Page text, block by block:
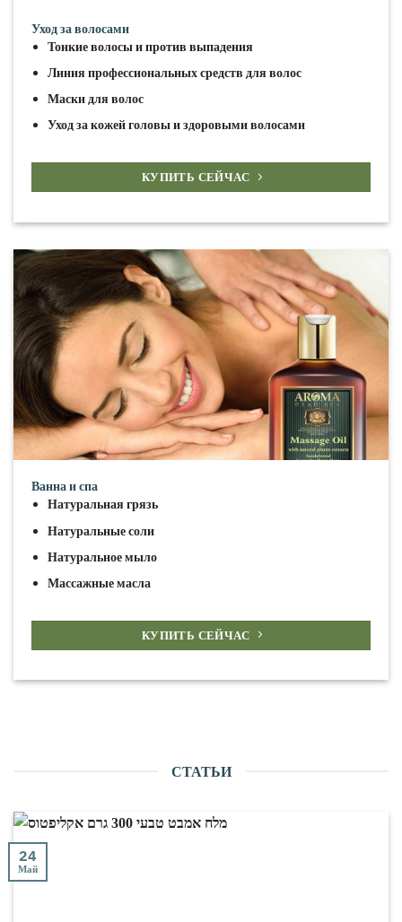
Уход за волосами
Тонкие волосы и против выпадения
Линия профессиональных средств для волос
Маски для волос
Уход за кожей головы и здоровыми волосами
КУПИТЬ СЕЙЧАС
Ванна и спа
Натуральная грязь
Натуральные соли
Натуральное мыло
Массажные масла
КУПИТЬ СЕЙЧАС
СТАТЬИ
24
Май